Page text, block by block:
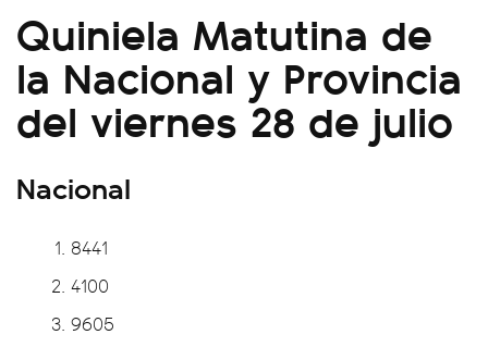
Quiniela Matutina de
la Nacional y Provincia
del viernes 28 de julio
Nacional
8441
4100
9605